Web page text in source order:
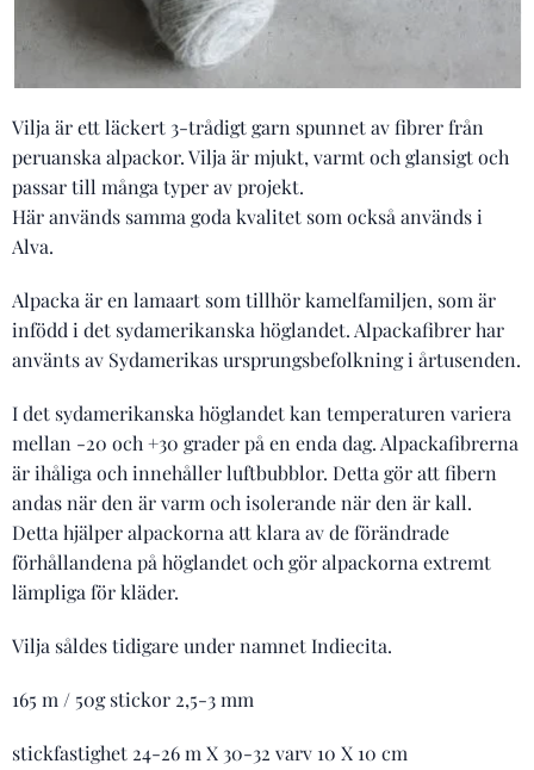
Vilja är ett läckert 3-trådigt garn spunnet av fibrer från
peruanska alpackor. Vilja är mjukt, varmt och glansigt och
passar till många typer av projekt.
Här används samma goda kvalitet som också används i
Alva.
Alpacka är en lamaart som tillhör kamelfamiljen, som är
infödd i det sydamerikanska höglandet. Alpackafibrer har
använts av Sydamerikas ursprungsbefolkning i årtusenden.
I det sydamerikanska höglandet kan temperaturen variera
mellan -20 och +30 grader på en enda dag. Alpackafibrerna
är ihåliga och innehåller luftbubblor. Detta gör att fibern
andas när den är varm och isolerande när den är kall.
Detta hjälper alpackorna att klara av de förändrade
förhållandena på höglandet och gör alpackorna extremt
lämpliga för kläder.
Vilja såldes tidigare under namnet Indiecita.
165 m / 50g stickor 2,5-3 mm
stickfastighet 24-26 m X 30-32 varv 10 X 10 cm